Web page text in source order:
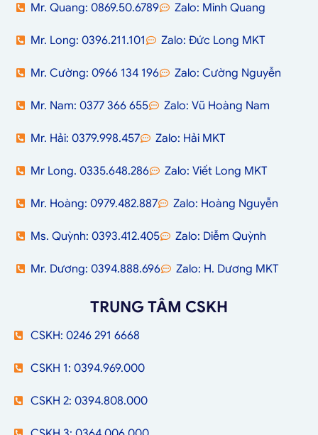
Mr. Quang: 0869.50.6789 Zalo: Minh Quang
Mr. Long: 0396.211.101 Zalo: Đức Long MKT
Mr. Cường: 0966 134 196 Zalo: Cường Nguyễn
Mr. Nam: 0377 366 655 Zalo: Vũ Hoàng Nam
Mr. Hải: 0379.998.457 Zalo: Hải MKT
Mr Long. 0335.648.286 Zalo: Viết Long MKT
Mr. Hoàng: 0979.482.887 Zalo: Hoàng Nguyễn
Ms. Quỳnh: 0393.412.405 Zalo: Diễm Quỳnh
Mr. Dương: 0394.888.696 Zalo: H. Dương MKT
TRUNG TÂM CSKH
CSKH: 0246 291 6668
CSKH 1: 0394.969.000
CSKH 2: 0394.808.000